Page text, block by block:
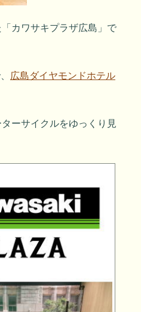
カワサキプラザ広島」で
広島ダイヤモンドホテル
ーサイクルをゆっくり見